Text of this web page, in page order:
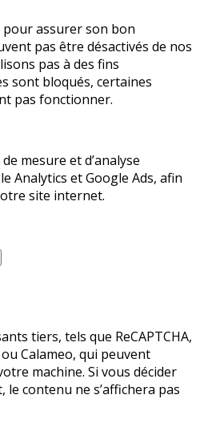
pour assurer son bon
pas être désactivés de nos
pas à des fins
sont bloqués, certaines
pas fonctionner.
mesure et d’analyse
Analytics et Google Ads, afin
site internet.
tiers, tels que ReCAPTCHA,
Calameo, qui peuvent
machine. Si vous décider
contenu ne s’affichera pas